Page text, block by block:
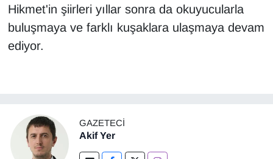
Hikmet'in şiirleri yıllar sonra da okuyucularla
buluşmaya ve farklı kuşaklara ulaşmaya devam
ediyor.
GAZETECI
Akif Yer